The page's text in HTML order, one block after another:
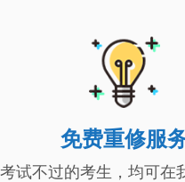
免费重修服
考试不过的考生，均可在